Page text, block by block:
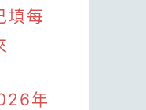
填每
年